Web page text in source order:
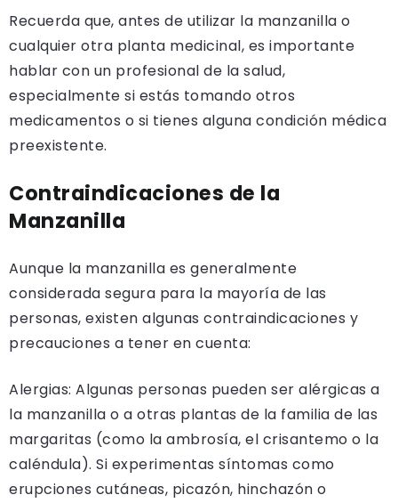
Recuerda que, antes de utilizar la manzanilla o
cualquier otra planta medicinal, es importante
hablar con un profesional de la salud,
especialmente si estás tomando otros
medicamentos o si tienes alguna condición médica
preexistente.
Contraindicaciones de la
Manzanilla
Aunque la manzanilla es generalmente
considerada segura para la mayoría de las
personas, existen algunas contraindicaciones y
precauciones a tener en cuenta:
Alergias: Algunas personas pueden ser alérgicas a
la manzanilla o a otras plantas de la familia de las
margaritas (como la ambrosía, el crisantemo o la
caléndula). Si experimentas síntomas como
erupciones cutáneas, picazón, hinchazón o